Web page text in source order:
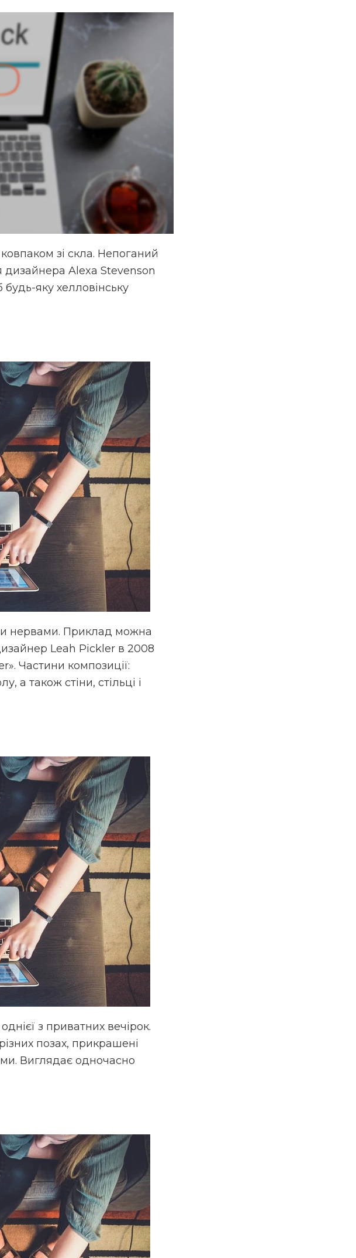
ковпаком зі скла. Непоганий
дизайнера Alexa Stevenson
яку хелловінську
нервами. Приклад можна
Leah Pickler в 2008
Частини композиції:
а також стіни, стільці і
з приватних вечірок.
позах, прикрашені
Виглядає одночасно